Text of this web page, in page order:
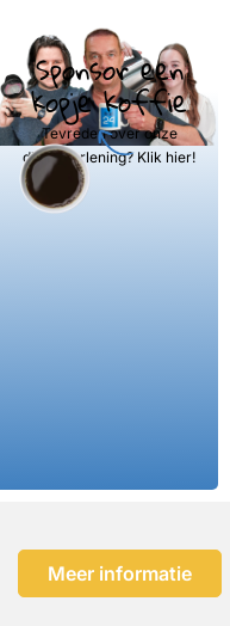
Sponsor een
kopje koffie
Tevreden over onze
dienstverlening? Klik hier!
Meer informatie